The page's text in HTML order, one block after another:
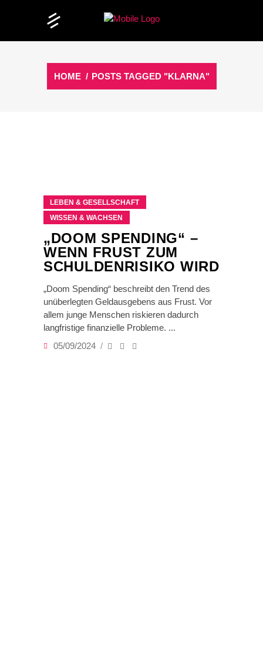
HOME / POSTS TAGGED "KLARNA"
LEBEN & GESELLSCHAFT
WISSEN & WACHSEN
„DOOM SPENDING“ –
WENN FRUST ZUM
SCHULDENRISIKO WIRD
„Doom Spending“ beschreibt den Trend des
unüberlegten Geldausgebens aus Frust. Vor
allem junge Menschen riskieren dadurch
langfristige finanzielle Probleme.
05/09/2024